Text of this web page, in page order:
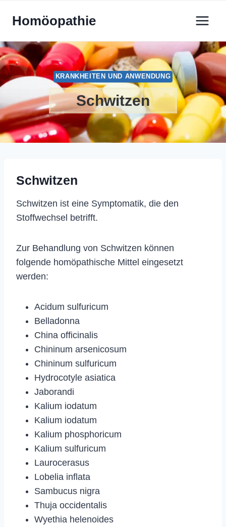
InhaltHomöopathie
KRANKHEITEN UND ANWENDUNG
Schwitzen
Schwitzen
Schwitzen ist eine Symptomatik, die den
Stoffwechsel betrifft.
Zur Behandlung von Schwitzen können
folgende homöpathische Mittel eingesetzt
werden:
Acidum sulfuricum
Belladonna
China officinalis
Chininum arsenicosum
Chininum sulfuricum
Hydrocotyle asiatica
Jaborandi
Kalium iodatum
Kalium iodatum
Kalium phosphoricum
Kalium sulfuricum
Laurocerasus
Lobelia inflata
Sambucus nigra
Thuja occidentalis
Wyethia helenoides